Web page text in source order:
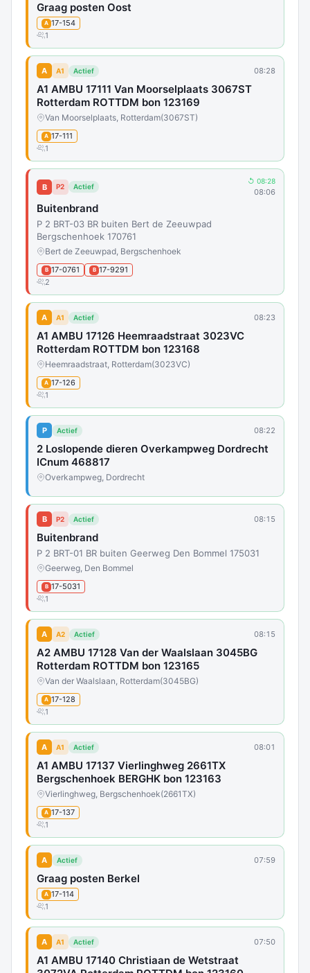
Graag posten Oost
A 17-154
1
A A1 Actief 08:28
A1 AMBU 17111 Van Moorselplaats 3067ST
Rotterdam ROTTDM bon 123169
Van Moorselplaats, Rotterdam(3067ST)
A 17-111
1
B P2 Actief
↺ 08:28
08:06
Buitenbrand
P 2 BRT-03 BR buiten Bert de Zeeuwpad
Bergschenhoek 170761
Bert de Zeeuwpad, Bergschenhoek
B 17-0761 B 17-9291
2
A A1 Actief 08:23
A1 AMBU 17126 Heemraadstraat 3023VC
Rotterdam ROTTDM bon 123168
Heemraadstraat, Rotterdam(3023VC)
A 17-126
1
P Actief 08:22
2 Loslopende dieren Overkampweg Dordrecht
ICnum 468817
Overkampweg, Dordrecht
B P2 Actief 08:15
Buitenbrand
P 2 BRT-01 BR buiten Geerweg Den Bommel 175031
Geerweg, Den Bommel
B 17-5031
1
A A2 Actief 08:15
A2 AMBU 17128 Van der Waalslaan 3045BG
Rotterdam ROTTDM bon 123165
Van der Waalslaan, Rotterdam(3045BG)
A 17-128
1
A A1 Actief 08:01
A1 AMBU 17137 Vierlinghweg 2661TX
Bergschenhoek BERGHK bon 123163
Vierlinghweg, Bergschenhoek(2661TX)
A 17-137
1
A Actief 07:59
Graag posten Berkel
A 17-114
1
A A1 Actief 07:50
A1 AMBU 17140 Christiaan de Wetstraat